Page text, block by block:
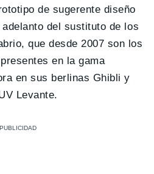
de sugerente diseño
del sustituto de los
que desde 2007 son los
en la gama
en sus berlinas Ghibli y
Levante.